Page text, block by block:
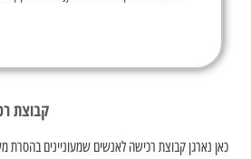
קבוצת
כאן נארגן קבוצת רכישה לאנשים שמעוניינים בהסרת